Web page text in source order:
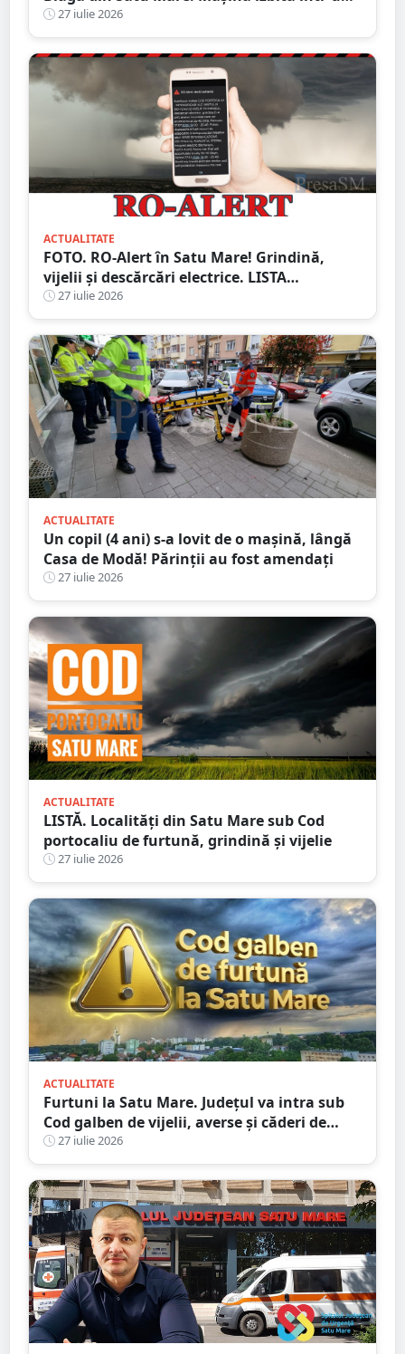
stâlp
27 iulie 2026
ACTUALITATE
FOTO. RO-Alert în Satu Mare! Grindină,
vijelii și descărcări electrice. LISTA
localităților vizate
27 iulie 2026
ACTUALITATE
Un copil (4 ani) s-a lovit de o mașină, lângă
Casa de Modă! Părinții au fost amendați
27 iulie 2026
ACTUALITATE
LISTĂ. Localități din Satu Mare sub Cod
portocaliu de furtună, grindină și vijelie
27 iulie 2026
ACTUALITATE
Furtuni la Satu Mare. Județul va intra sub
Cod galben de vijelii, averse și căderi de
grindină
27 iulie 2026